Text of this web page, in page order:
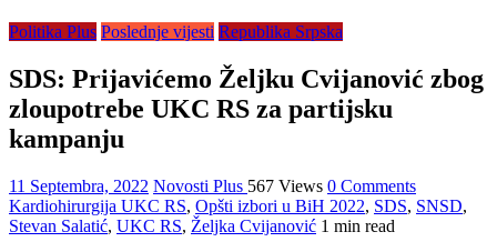
Politika Plus Poslednje vijesti Republika Srpska
SDS: Prijavićemo Željku Cvijanović zbog
zloupotrebe UKC RS za partijsku
kampanju
11 Septembra, 2022 Novosti Plus 567 Views 0 Comments
Kardiohirurgija UKC RS, Opšti izbori u BiH 2022, SDS, SNSD,
Stevan Salatić, UKC RS, Željka Cvijanović 1 min read